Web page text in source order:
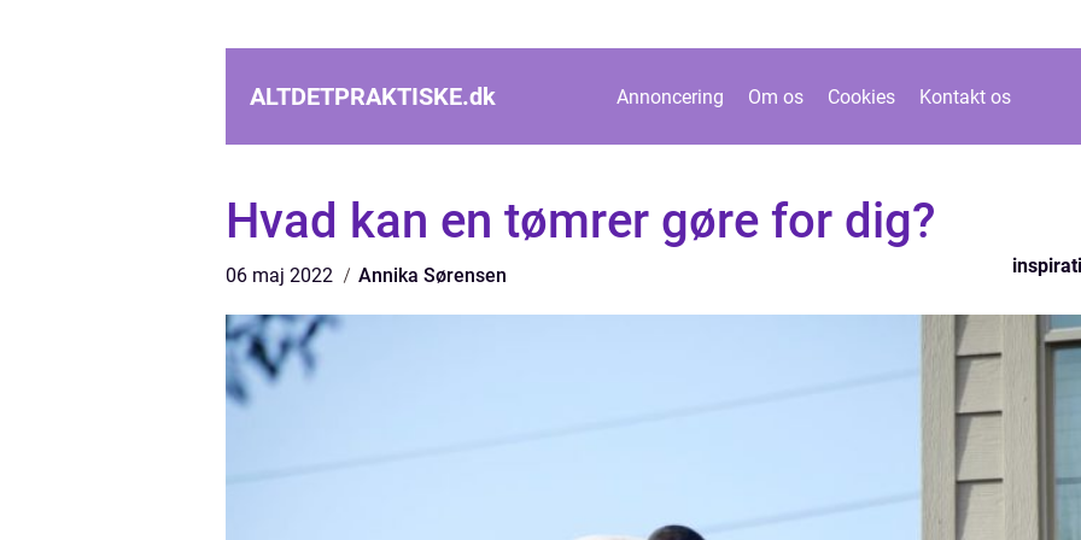
ALTDETPRAKTISKE.dk Annoncering Om os Cookies Kontakt os
Hvad kan en tømrer gøre for dig?
06 maj 2022 Annika Sørensen